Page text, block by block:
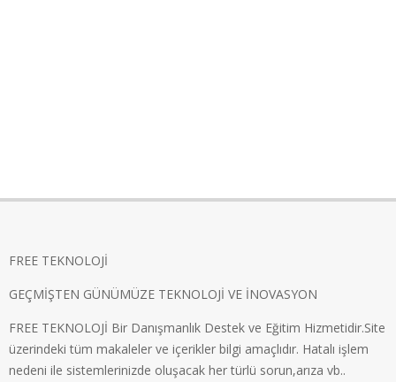
FREE TEKNOLOJİ
GEÇMİŞTEN GÜNÜMÜZE TEKNOLOJİ VE İNOVASYON
FREE TEKNOLOJİ Bir Danışmanlık Destek ve Eğitim Hizmetidir.Site
üzerindeki tüm makaleler ve içerikler bilgi amaçlıdır. Hatalı işlem
nedeni ile sistemlerinizde oluşacak her türlü sorun,arıza vb..